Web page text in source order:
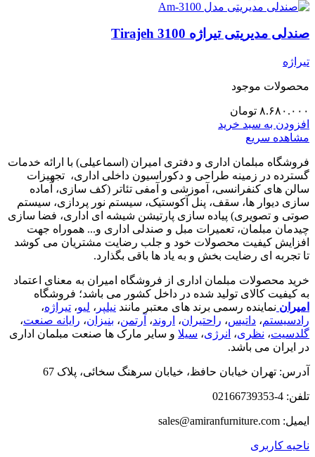
صندلی مدیریتی تیراژه Tirajeh 3100
تیراژه
محصولات موجود
۸.۶۸۰.۰۰۰ تومان
افزودن به سبد خرید
مشاهده سریع
فروشگاه مبلمان اداری و دفتری امیران (اسماعیلی) با ارائه خدمات
گسترده در زمینه طراحی و دکوراسیون داخلی اداری‌، تجهیزات
سالن های کنفرانسی، آموزشی و آمفی تئاتر (کف سازی، آماده
سازی دیوار ها، سقف، پنل آکوستیک، سیستم نور پردازی، سیستم
صوتی و تصویری) پیاده سازی پارتیشن شیشه ای اداری، فضا سازی
چیدمان مبلمان، تعمیرات مبل و صندلی اداری و... هموراه جهت
افزایش کیفیت محصولات خود و جلب رضایت مشتریان می کوشد
تا تجربه ای رضایت بخش و به یاد ها باقی بگذارد.
خرید محصولات مبلمان اداری از فروشگاه امیران به معنای اعتماد
به کیفیت کالای تولید شده در داخل کشور می باشد؛ فروشگاه
امیران نماینده رسمی برند های معتبر مانند نیلپر ، لیو، تیراژه،
رادسیستم، داتیس، راحتیران، اروند، آرتمن، بنیزان، رایانه صنعت،
گلدسیت، نظری، انرژی، سیلا و سایر مارک ها صنعت مبلمان اداری
در ایران می باشد.
آدرس: تهران خیابان حافظ، خیابان سرهنگ سخائی، پلاک 67
تلفن: 4-02166739353
ایمیل: sales@amiranfurniture.com
ناحیه کاربری